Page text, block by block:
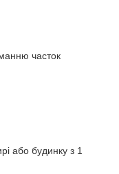
часток
або будинку з 1